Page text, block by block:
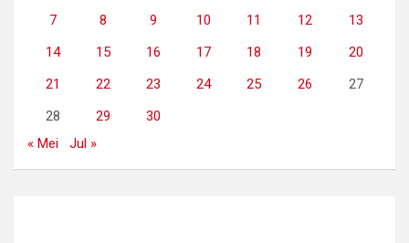
7
8 9 10 11 12
13
14
15 16 17 18 19
20
21
22 23 24 25 26
27
28
29
30
« Mei
Jul »